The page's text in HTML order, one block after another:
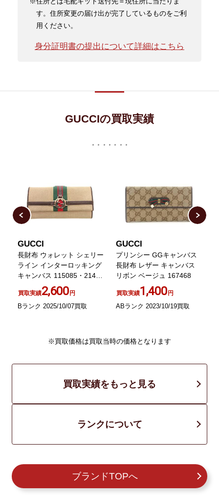
す。住所変更の届け出が完了しているものをご利
用ください。
身分証明書の提出について詳細はこちら
GUCCIの買取実績
GUCCI
長財布 ウォレット シェリー
ライン インターロッキング
キャンバス 115085・2149
ベージュ /FF
買取実績2,600円
Bランク 2025/10/07買取
GUCCI
プリンシー GGキャンバス
長財布 レザー キャンバス
リボン ベージュ 167468
買取実績1,400円
ABランク 2023/10/19買取
※買取価格は買取当時の価格となります
買取実績をもっと見る
ランクについて
ブランドTOPへ